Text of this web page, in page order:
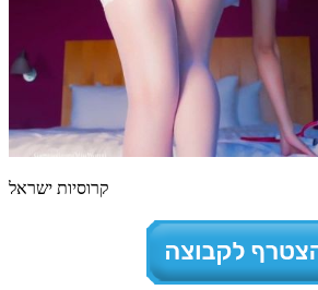
קרוסיות ישראל